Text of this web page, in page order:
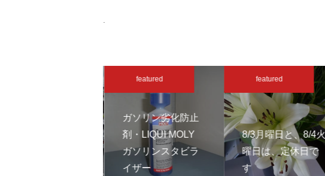
featured
ガソリン劣化防止
剤・LIQUI MOLY
ガソリンスタビラ
イザー
featured
8/3月曜日と、8/4火
曜日は、定休日で
す